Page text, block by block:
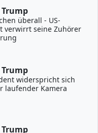
überall - US-
verwirrt seine Zuhörer
widerspricht sich
laufender Kamera